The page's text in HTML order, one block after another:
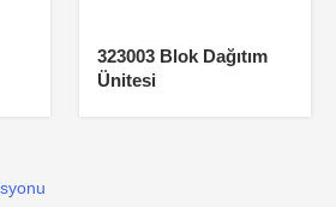
323003 Blok Dağıtım
Ünitesi